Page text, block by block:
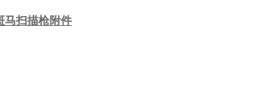
马扫描枪附件